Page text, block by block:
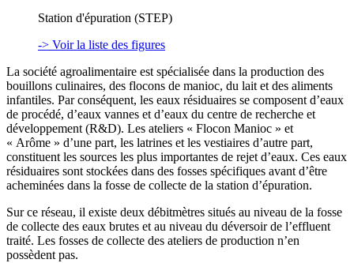
Station d'épuration (STEP)
-> Voir la liste des figures
La société agroalimentaire est spécialisée dans la production des
bouillons culinaires, des flocons de manioc, du lait et des aliments
infantiles. Par conséquent, les eaux résiduaires se composent d’eaux
de procédé, d’eaux vannes et d’eaux du centre de recherche et
développement (R&D). Les ateliers « Flocon Manioc » et
« Arôme » d’une part, les latrines et les vestiaires d’autre part,
constituent les sources les plus importantes de rejet d’eaux. Ces eaux
résiduaires sont stockées dans des fosses spécifiques avant d’être
acheminées dans la fosse de collecte de la station d’épuration.
Sur ce réseau, il existe deux débitmètres situés au niveau de la fosse
de collecte des eaux brutes et au niveau du déversoir de l’effluent
traité. Les fosses de collecte des ateliers de production n’en
possèdent pas.